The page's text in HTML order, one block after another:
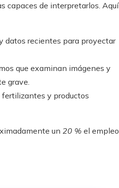
capaces de interpretarlos. Aquí
datos recientes para proyectar
que examinan imágenes y
grave.
fertilizantes y productos
un 20 % el empleo